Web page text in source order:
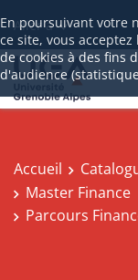
En poursuivant votre
ce site, vous
de cookies à des fins
d'audience
Aller à
Accueil
Master Finance
Parcours